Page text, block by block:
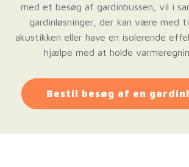
med et besøg af gardinbussen, vil i
gardinløsninger, der kan være med
akustikken eller have en isolerende
hjælpe med at holde
Bestil besøg af en